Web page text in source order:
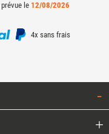
prévue le 12/08/2026
4x sans frais